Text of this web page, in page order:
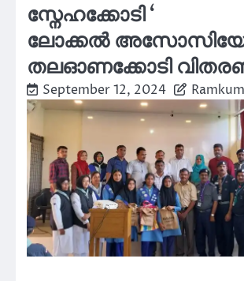
സ്നേഹക്കോടി ‘
ലോക്കൽ
തലഓണക്കോടി
September 12, 2024